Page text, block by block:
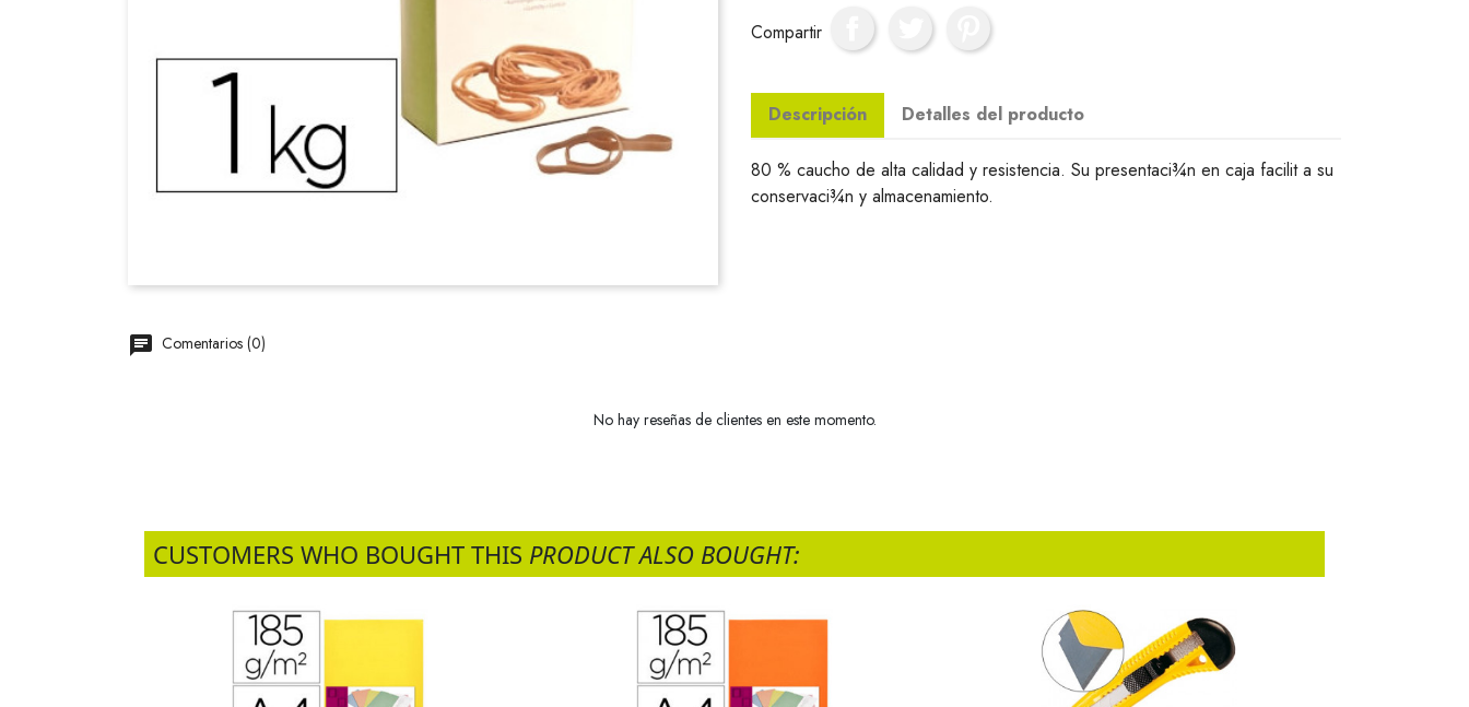
Compartir
Descripción Detalles del producto
80 % caucho de alta calidad y resistencia. Su presentaci¾n en caja facilit a su
conservaci¾n y almacenamiento.
Comentarios (0)
No hay reseñas de clientes en este momento.
CUSTOMERS WHO BOUGHT THIS PRODUCT ALSO BOUGHT: